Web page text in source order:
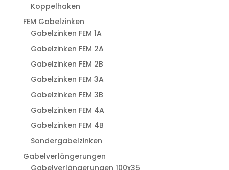
Koppelhaken
FEM Gabelzinken
Gabelzinken FEM 1A
Gabelzinken FEM 2A
Gabelzinken FEM 2B
Gabelzinken FEM 3A
Gabelzinken FEM 3B
Gabelzinken FEM 4A
Gabelzinken FEM 4B
Sondergabelzinken
Gabelverlängerungen
Gabelverlängerungen 100x35